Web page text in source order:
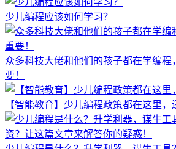
少儿编程应该如何学习？
众多科技大佬和他们的孩子都在学编程
要！
【智能教育】少儿编程政策都在这里，